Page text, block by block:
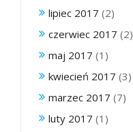
lipiec 2017 (2)
czerwiec 2017 (2)
maj 2017 (1)
kwiecień 2017 (3)
marzec 2017 (7)
luty 2017 (1)